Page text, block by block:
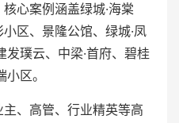
心案例涵盖绿城·海棠
区、景隆公馆、绿城·凤
发璞云、中梁·首府、碧桂
区。
、高管、行业精英等高